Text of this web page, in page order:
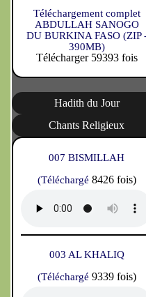
Téléchargement complet
ABDULLAH SANOGO
DU BURKINA FASO (ZIP
390MB)
Télécharger 59393 fois
Hadith du Jour
Chants Religieux
007 BISMILLAH
(Téléchargé 8426 fois)
003 AL KHALIQ
(Téléchargé 9339 fois)